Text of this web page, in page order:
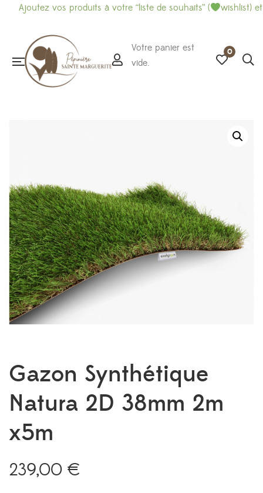
Ajoutez vos produits à votre “liste de souhaits” ( wishlist) et
Votre panier est
vide.
0
Gazon Synthétique
Natura 2D 38mm 2m
x5m
239,00 €